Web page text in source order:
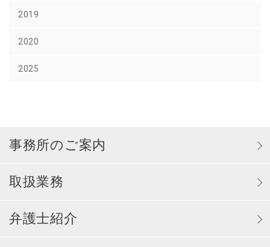
2019
2020
2025
事務所のご案内
取扱業務
弁護士紹介